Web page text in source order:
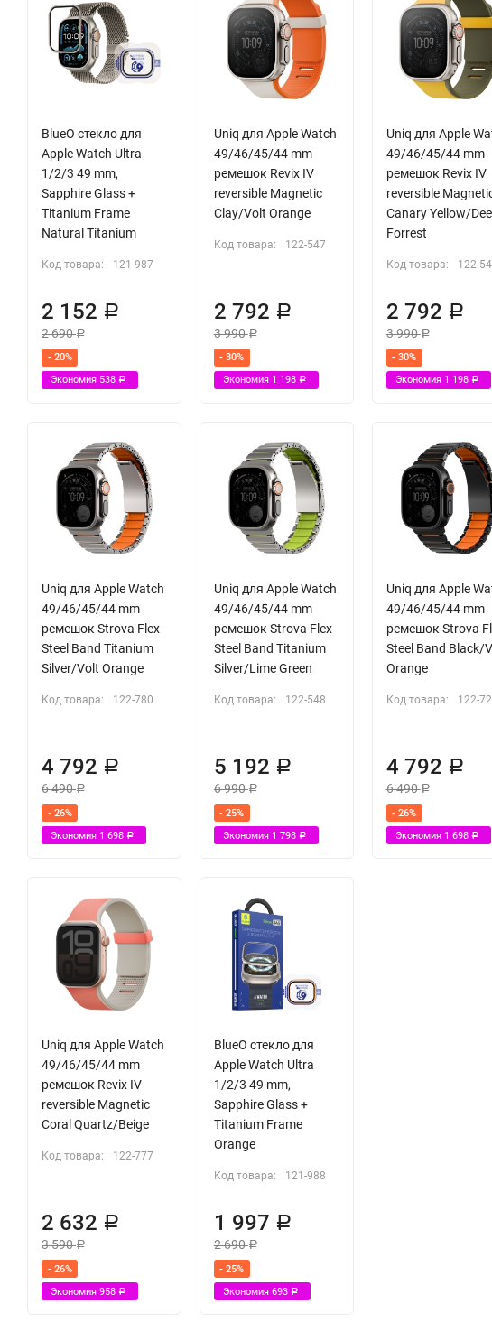
BlueO стекло для
Apple Watch Ultra
1/2/3 49 mm,
Sapphire Glass +
Titanium Frame
Natural Titanium
Код товара: 121-987
2 152 Р
2 690Р
- 20%
Экономия 538 Р
Uniq для Apple Watch
49/46/45/44 mm
ремешок Revix IV
reversible Magnetic
Clay/Volt Orange
Код товара: 122-547
2 792 Р
3 990Р
- 30%
Экономия 1 198 Р
Uniq для Apple
49/46/45/44 mm
ремешок Revix IV
reversible
Canary Yellow/
Forrest
Код товара: 122-
2 792 Р
3 990Р
- 30%
Экономия 1 198 Р
Uniq для Apple Watch
49/46/45/44 mm
ремешок Strova Flex
Steel Band Titanium
Silver/Volt Orange
Код товара: 122-780
4 792 Р
6 490Р
- 26%
Экономия 1 698 Р
Uniq для Apple Watch
49/46/45/44 mm
ремешок Strova Flex
Steel Band Titanium
Silver/Lime Green
Код товара: 122-548
5 192 Р
6 990Р
- 25%
Экономия 1 798 Р
Uniq для Apple
49/46/45/44 mm
ремешок Strova
Steel Band Black/
Orange
Код товара: 122-
4 792 Р
6 490Р
- 26%
Экономия 1 698 Р
Uniq для Apple Watch
49/46/45/44 mm
ремешок Revix IV
reversible Magnetic
Coral Quartz/Beige
Код товара: 122-777
2 632 Р
3 590Р
- 26%
Экономия 958 Р
BlueO стекло для
Apple Watch Ultra
1/2/3 49 mm,
Sapphire Glass +
Titanium Frame
Orange
Код товара: 121-988
1 997 Р
2 690Р
- 25%
Экономия 693 Р